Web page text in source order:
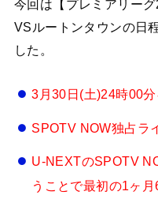
今回は【プレミアリー
VSルートンタウンの日
した。
3月30日(土)24時00
SPOTV NOW独占ラ
U-NEXTのSPOTV
うことで最初の1ヶ